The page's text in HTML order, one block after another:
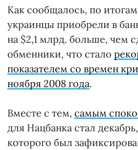
Как сообщалось, по
украинцы приобрели в
на $2,1 млрд. больше, чем
обменники, что стало
показателем со времен
ноября 2008 года.
Вместе с тем, самым
для Нацбанка стал
которого был